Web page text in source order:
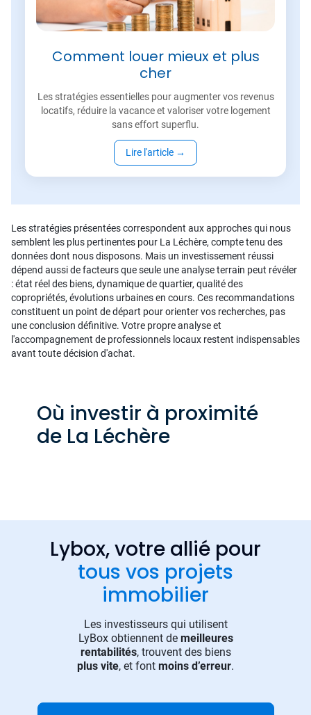
Comment louer mieux et plus
cher
Les stratégies essentielles pour augmenter vos revenus
locatifs, réduire la vacance et valoriser votre logement
sans effort superflu.
Lire l'article →
Les stratégies présentées correspondent aux approches qui nous
semblent les plus pertinentes pour La Léchère, compte tenu des
données dont nous disposons. Mais un investissement réussi
dépend aussi de facteurs que seule une analyse terrain peut révéler
: état réel des biens, dynamique de quartier, qualité des
copropriétés, évolutions urbaines en cours. Ces recommandations
constituent un point de départ pour orienter vos recherches, pas
une conclusion définitive. Votre propre analyse et
l'accompagnement de professionnels locaux restent indispensables
avant toute décision d'achat.
Où investir à proximité
de La Léchère
Lybox, votre allié pour
tous vos projets
immobilier
Les investisseurs qui utilisent
LyBox obtiennent de meilleures
rentabilités, trouvent des biens
plus vite, et font moins d’erreur.